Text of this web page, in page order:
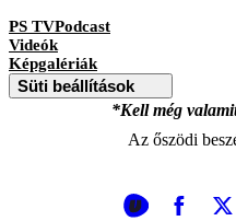
PS TVPodcast
Videók
Képgalériák
Süti beállítások
*Kell még
Az őszödi